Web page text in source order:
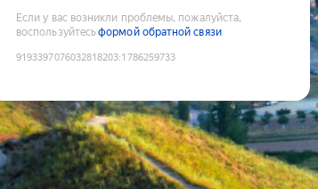
Если у вас возникли проблемы, пожалуйста,
воспользуйтесьформой обратной связи
9193397076032818203:1786259733